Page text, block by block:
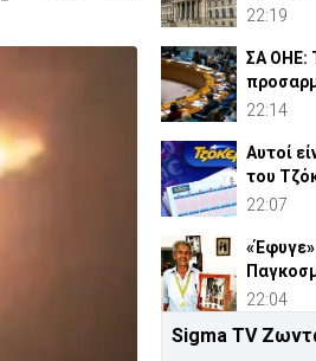
22:19
ΣΑ ΟΗΕ:
στην
22:14
Αυτοί
του
ευρώ
22:07
ΕΟΚΑ,
22:04
«Όχι» 9
Sigma TV